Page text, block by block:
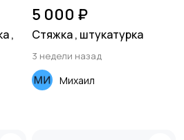
,
5 000 ₽
Стяжка , штукатурка
3 недели назад
Михаил